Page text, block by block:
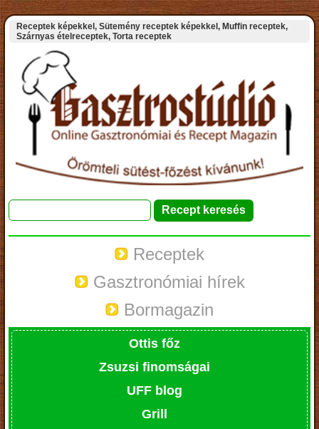
Receptek képekkel, Sütemény receptek képekkel, Muffin receptek,
Szárnyas ételreceptek, Torta receptek
Receptek
Gasztronómiai hírek
Bormagazin
Ottis főz
Zsuzsi finomságai
UFF blog
Grill